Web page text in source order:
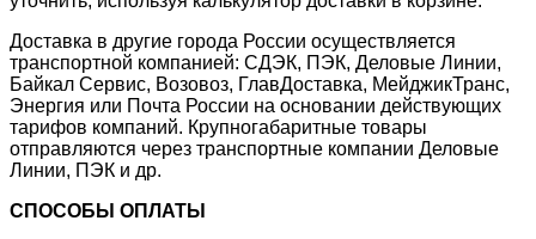
Доставка в другие города России осуществляется
транспортной компанией: СДЭК, ПЭК, Деловые Линии,
Байкал Сервис, Возовоз, ГлавДоставка, МейджикТранс,
Энергия или Почта России на основании действующих
тарифов компаний. Крупногабаритные товары
отправляются через транспортные компании Деловые
Линии, ПЭК и др.
СПОСОБЫ ОПЛАТЫ